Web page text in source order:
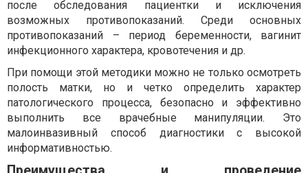
после обследования пациентки и исключения
возможных противопоказаний. Среди основных
противопоказаний – период беременности, вагинит
инфекционного характера, кровотечения и др.
При помощи этой методики можно не только осмотреть
полость матки, но и четко определить характер
патологического процесса, безопасно и эффективно
выполнить все врачебные манипуляции. Это
малоинвазивный способ диагностики с высокой
информативностью.